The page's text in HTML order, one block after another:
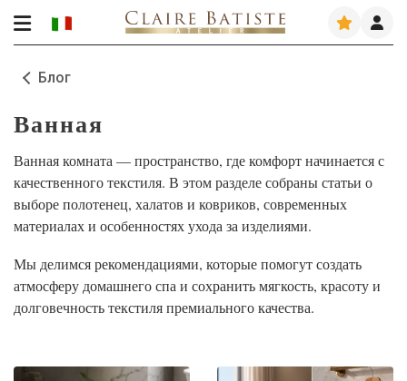
Блог
Ванная
Ванная комната — пространство, где комфорт начинается с
качественного текстиля. В этом разделе собраны статьи о
выборе полотенец, халатов и ковриков, современных
материалах и особенностях ухода за изделиями.
Мы делимся рекомендациями, которые помогут создать
атмосферу домашнего спа и сохранить мягкость, красоту и
долговечность текстиля премиального качества.